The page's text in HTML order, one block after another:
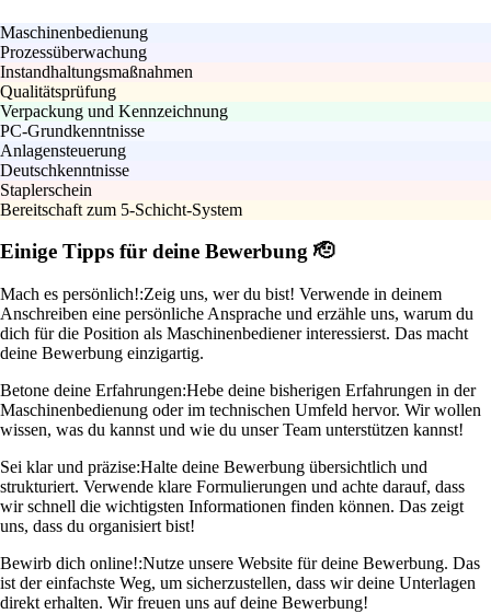
Maschinenbedienung
Prozessüberwachung
Instandhaltungsmaßnahmen
Qualitätsprüfung
Verpackung und Kennzeichnung
PC-Grundkenntnisse
Anlagensteuerung
Deutschkenntnisse
Staplerschein
Bereitschaft zum 5-Schicht-System
Einige Tipps für deine Bewerbung 🫡
Mach es persönlich!:Zeig uns, wer du bist! Verwende in deinem
Anschreiben eine persönliche Ansprache und erzähle uns, warum du
dich für die Position als Maschinenbediener interessierst. Das macht
deine Bewerbung einzigartig.
Betone deine Erfahrungen:Hebe deine bisherigen Erfahrungen in der
Maschinenbedienung oder im technischen Umfeld hervor. Wir wollen
wissen, was du kannst und wie du unser Team unterstützen kannst!
Sei klar und präzise:Halte deine Bewerbung übersichtlich und
strukturiert. Verwende klare Formulierungen und achte darauf, dass
wir schnell die wichtigsten Informationen finden können. Das zeigt
uns, dass du organisiert bist!
Bewirb dich online!:Nutze unsere Website für deine Bewerbung. Das
ist der einfachste Weg, um sicherzustellen, dass wir deine Unterlagen
direkt erhalten. Wir freuen uns auf deine Bewerbung!